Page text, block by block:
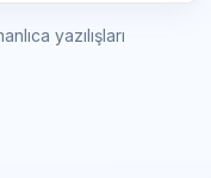
yazılışları